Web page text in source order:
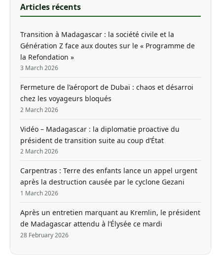
Articles récents
Transition à Madagascar : la société civile et la
Génération Z face aux doutes sur le « Programme de
la Refondation »
3 March 2026
Fermeture de l’aéroport de Dubaï : chaos et désarroi
chez les voyageurs bloqués
2 March 2026
Vidéo – Madagascar : la diplomatie proactive du
président de transition suite au coup d’État
2 March 2026
Carpentras : Terre des enfants lance un appel urgent
après la destruction causée par le cyclone Gezani
1 March 2026
Après un entretien marquant au Kremlin, le président
de Madagascar attendu à l’Élysée ce mardi
28 February 2026